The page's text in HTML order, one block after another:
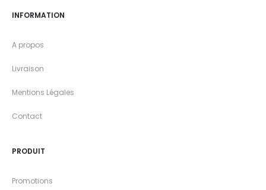
INFORMATION
A propos
Livraison
Mentions Légales
Contact
PRODUIT
Promotions